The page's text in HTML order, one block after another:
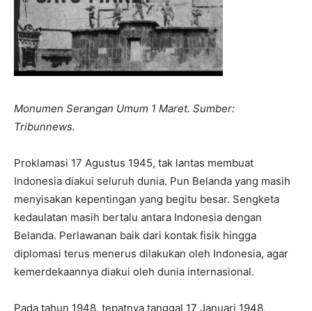
Monumen Serangan Umum 1 Maret. Sumber:
Tribunnews.
Proklamasi 17 Agustus 1945, tak lantas membuat
Indonesia diakui seluruh dunia. Pun Belanda yang masih
menyisakan kepentingan yang begitu besar. Sengketa
kedaulatan masih bertalu antara Indonesia dengan
Belanda. Perlawanan baik dari kontak fisik hingga
diplomasi terus menerus dilakukan oleh Indonesia, agar
kemerdekaannya diakui oleh dunia internasional.
Pada tahun 1948, tepatnya tanggal 17 Januari 1948,